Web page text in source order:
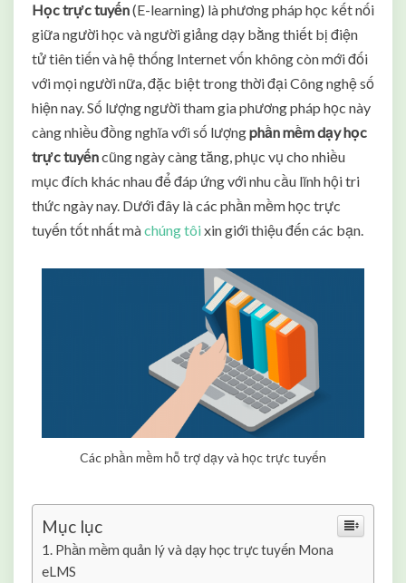
n
g
p
h
ầ
n
m
ề
m
ạ
h
ọ
c
t
ự
c
u
y
n
ố
t
Học trực tuyến(E-learning) là phương pháp học kết nối
giữa người học và người giảng dạy bằng thiết bị điện
tử tiên tiến và hệ thống Internet vốn không còn mới đối
với mọi người nữa, đặc biệt trong thời đại Công nghệ số
hiện nay. Số lượng người tham gia phương pháp học này
càng nhiều đồng nghĩa với số lượngphần mềm dạy học
trực tuyếncũng ngày càng tăng, phục vụ cho nhiều
mục đích khác nhau để đáp ứng với nhu cầu lĩnh hội tri
thức ngày nay. Dưới đây là các phần mềm học trực
tuyến tốt nhất màchúng tôixin giới thiệu đến các bạn.
Các phần mềm hỗ trợ dạy và học trực tuyến
Mục lục
Phần mềm quản lý và dạy học trực tuyến Mona
eLMS